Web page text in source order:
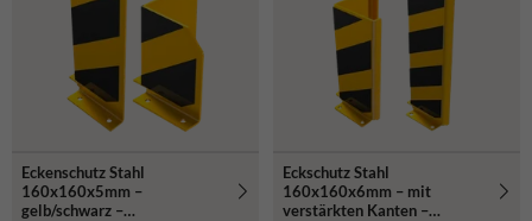
Eckenschutz Stahl
160x160x5mm –
gelb/schwarz –
Eckschutz Stahl
160x160x6mm – mit
verstärkten Kanten –